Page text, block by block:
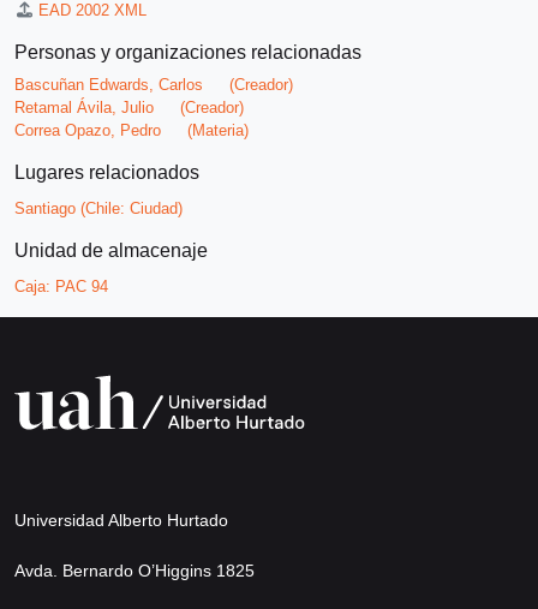
EAD 2002 XML
Personas y organizaciones relacionadas
Bascuñan Edwards, Carlos
(Creador)
Retamal Ávila, Julio
(Creador)
Correa Opazo, Pedro
(Materia)
Lugares relacionados
Santiago (Chile: Ciudad)
Unidad de almacenaje
Caja: PAC 94
Universidad Alberto Hurtado
Avda. Bernardo O’Higgins 1825